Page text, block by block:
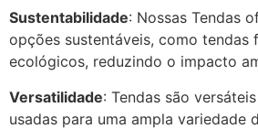
Sustentabilidade: Nossas Tendas
opções sustentáveis, como tendas
ecológicos, reduzindo o impacto
Versatilidade: Tendas são
usadas para uma ampla variedade